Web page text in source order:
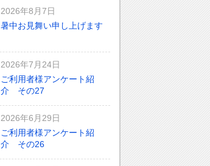
2026年8月7日
暑中お見舞い申し上げます
2026年7月24日
ご利用者様アンケート紹
介 その27
2026年6月29日
ご利用者様アンケート紹
介 その26